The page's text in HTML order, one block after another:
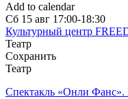
Add to calendar
Сб 15 авг 17:00-18:30
Культурный центр
Театр
Сохранить
Театр
Спектакль «Онли Фанс».